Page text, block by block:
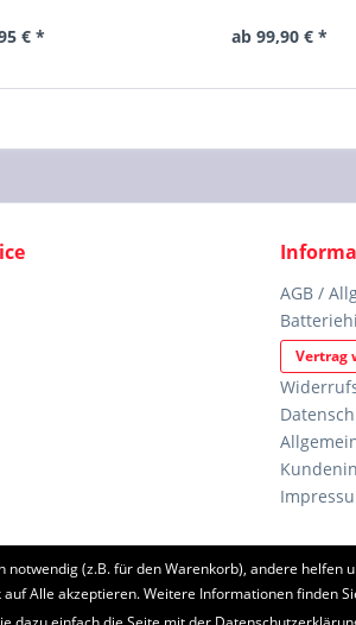
€ * ab 99,90 € *
AGB /
Vertrag
Mehrwertsteuer zzgl.Versandkostenund ggf.
notwendig (z.B. für den Warenkorb), andere
Alle akzeptieren. Weitere Informationen finden